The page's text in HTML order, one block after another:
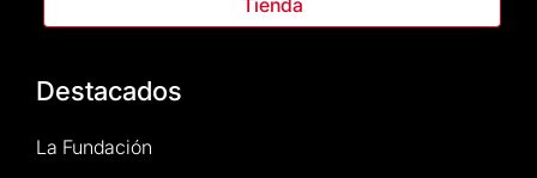
Destacados
La Fundación